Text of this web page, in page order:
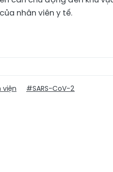
nhân viên y tế.
viện #SARS-CoV-2